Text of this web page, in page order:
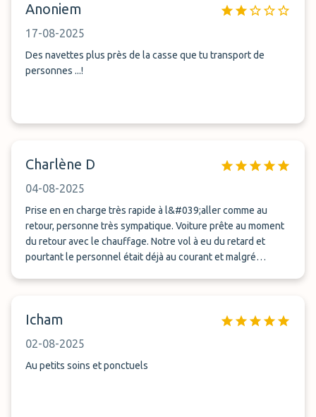
Anoniem
17-08-2025
Des navettes plus près de la casse que tu transport de
personnes ...!
Charlène D
04-08-2025
Prise en en charge très rapide à l&#039;aller comme au
retour, personne très sympatique. Voiture prête au moment
du retour avec le chauffage. Notre vol à eu du retard et
pourtant le personnel était déjà au courant et malgré
Icham
02-08-2025
Au petits soins et ponctuels